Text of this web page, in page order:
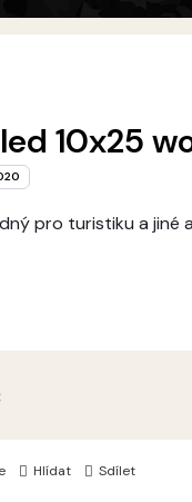
pro turistiku a jiné
Hlídat Sdílet
10x25